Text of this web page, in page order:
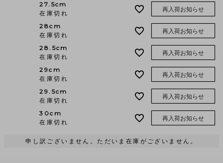
27.5cm
在庫切れ
再入荷お知らせ
28cm
在庫切れ
再入荷お知らせ
28.5cm
在庫切れ
再入荷お知らせ
29cm
在庫切れ
再入荷お知らせ
29.5cm
在庫切れ
再入荷お知らせ
30cm
在庫切れ
再入荷お知らせ
申し訳ございません。ただいま在庫がございません。